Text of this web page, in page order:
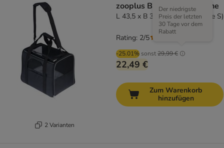
2 Varianten
zooplus Basics Tragetasche
L 43,5 x B 31 x H 34 cm (Größe S)
-25.01% sonst29,99 €
Der niedrigste
Preis der letzten
30 Tage vor dem
Rabatt
22,49 €
Rating: 2/5
Zum Warenkorb
hinzufügen